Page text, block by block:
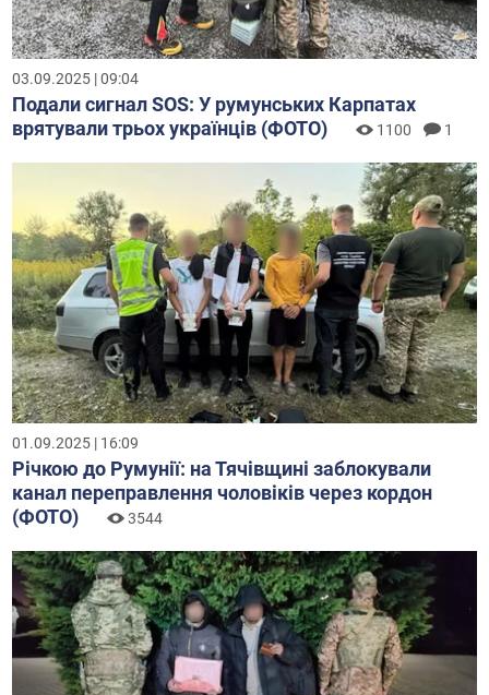
03.09.2025 | 09:04
Подали сигнал SOS: У румунських Карпатах
врятували трьох українців (ФОТО)
1100 1
01.09.2025 | 16:09
Річкою до Румунії: на Тячівщині заблокували
канал переправлення чоловіків через кордон
(ФОТО)
3544